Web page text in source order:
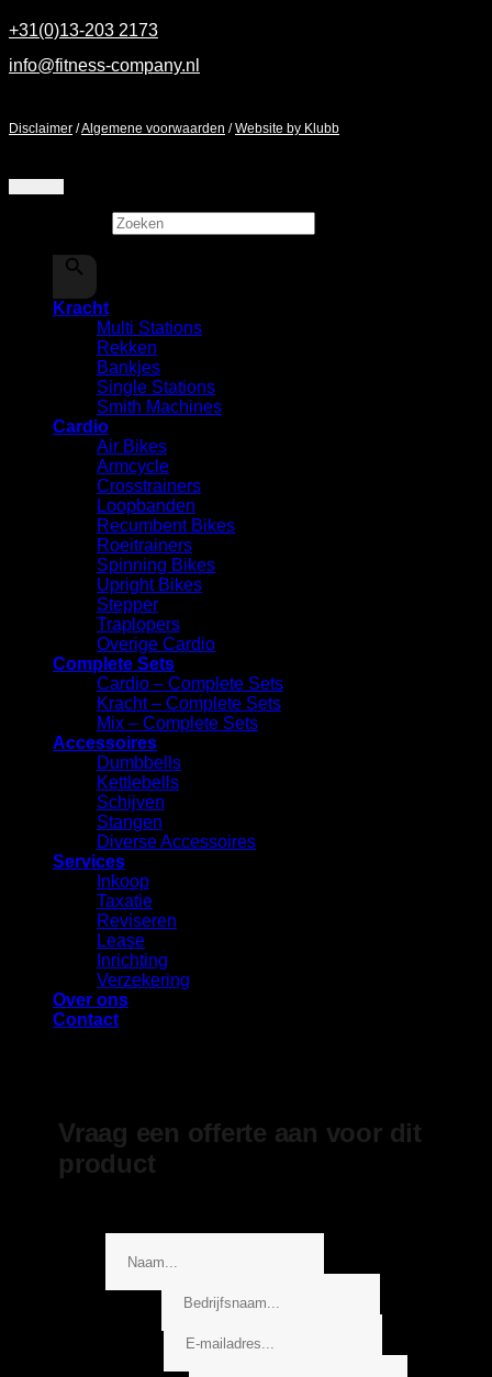
+31(0)13-203 2173
info@fitness-company.nl
Disclaimer /Algemene voorwaarden /Website by Klubb
Kracht
Multi Stations
Rekken
⁠Bankjes
Single Stations
Smith Machines
Cardio
Air Bikes
Armcycle
Crosstrainers
Loopbanden
Recumbent Bikes
Roeitrainers
Spinning Bikes
Upright Bikes
Stepper
Traplopers
Overige Cardio
Complete Sets
Cardio – Complete Sets
⁠Kracht – Complete Sets
Mix – Complete Sets
Accessoires
⁠Dumbbells
Kettlebells
⁠Schijven
Stangen
Diverse Accessoires
Services
Inkoop
Taxatie
Reviseren
Lease
Inrichting
Verzekering
Over ons
Contact
Vraag een offerte aan voor dit
product